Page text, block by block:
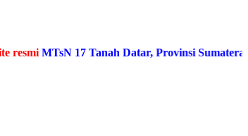
MTsN 17 Tanah Datar, Provinsi Sumatera Barat